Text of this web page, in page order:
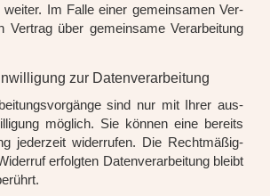
wei­ter. Im Fal­le einer gemein­sa­men Ver­
Ver­trag über gemein­sa­me Ver­ar­bei­tung
zur Datenverarbeitung
sind nur mit Ihrer aus­
mög­lich. Sie kön­nen eine bereits
jeder­zeit wider­ru­fen. Die Recht­mä­ßig­
erfolg­ten Daten­ver­ar­bei­tung bleibt